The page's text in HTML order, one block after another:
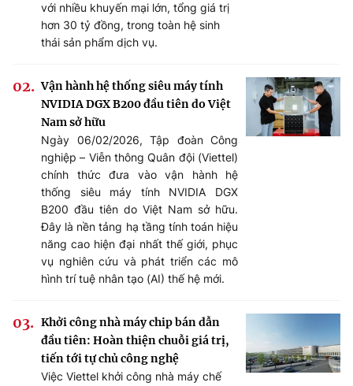
với nhiều khuyến mại lớn, tổng giá trị
hơn 30 tỷ đồng, trong toàn hệ sinh
thái sản phẩm dịch vụ.
Vận hành hệ thống siêu máy tính
NVIDIA DGX B200 đầu tiên do Việt
Nam sở hữu
Ngày 06/02/2026, Tập đoàn Công
nghiệp – Viễn thông Quân đội (Viettel)
chính thức đưa vào vận hành hệ
thống siêu máy tính NVIDIA DGX
B200 đầu tiên do Việt Nam sở hữu.
Đây là nền tảng hạ tầng tính toán hiệu
năng cao hiện đại nhất thế giới, phục
vụ nghiên cứu và phát triển các mô
hình trí tuệ nhân tạo (AI) thế hệ mới.
Khởi công nhà máy chip bán dẫn
đầu tiên: Hoàn thiện chuỗi giá trị,
tiến tới tự chủ công nghệ
Việc Viettel khởi công nhà máy chế